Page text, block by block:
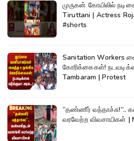
முருகன் கோயிலில்
Tiruttani | Actress
#shorts
Sanitation Workers
கோரிக்கைகள்!
Tambaram | Protest
“தண்ணீர்
வரவேற்ற விவசாயிகள் |